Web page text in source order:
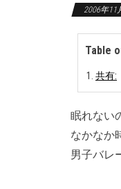
2006年11
Table
共有:
眠れない
なかなか
男子バレ